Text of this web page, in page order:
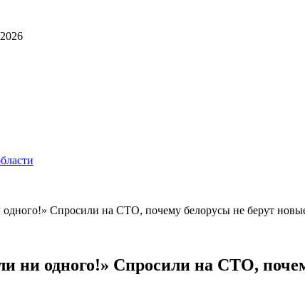
Спросили на СТО, почему белорусы не берут новые
ни одного!» Спросили на СТО,